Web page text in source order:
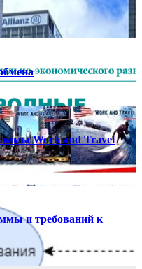
Work and Travel
и требований к